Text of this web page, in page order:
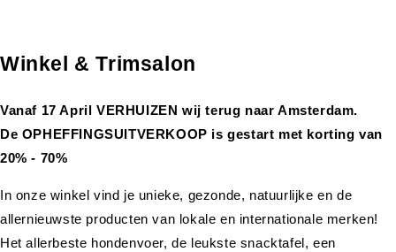
Winkel & Trimsalon
Vanaf 17 April VERHUIZEN wij terug naar Amsterdam.
De OPHEFFINGSUITVERKOOP is gestart met korting van
20% - 70%
In onze winkel vind je unieke, gezonde, natuurlijke en de
allernieuwste producten van lokale en internationale merken!
Het allerbeste hondenvoer, de leukste snacktafel, een